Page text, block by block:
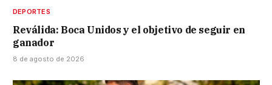
DEPORTES
Reválida: Boca Unidos y el objetivo de seguir en
ganador
8 de agosto de 2026